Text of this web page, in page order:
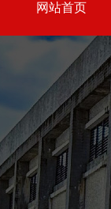
网站首页